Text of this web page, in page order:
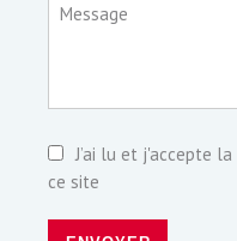
Message
J’ai lu et j'accepte la
ce site